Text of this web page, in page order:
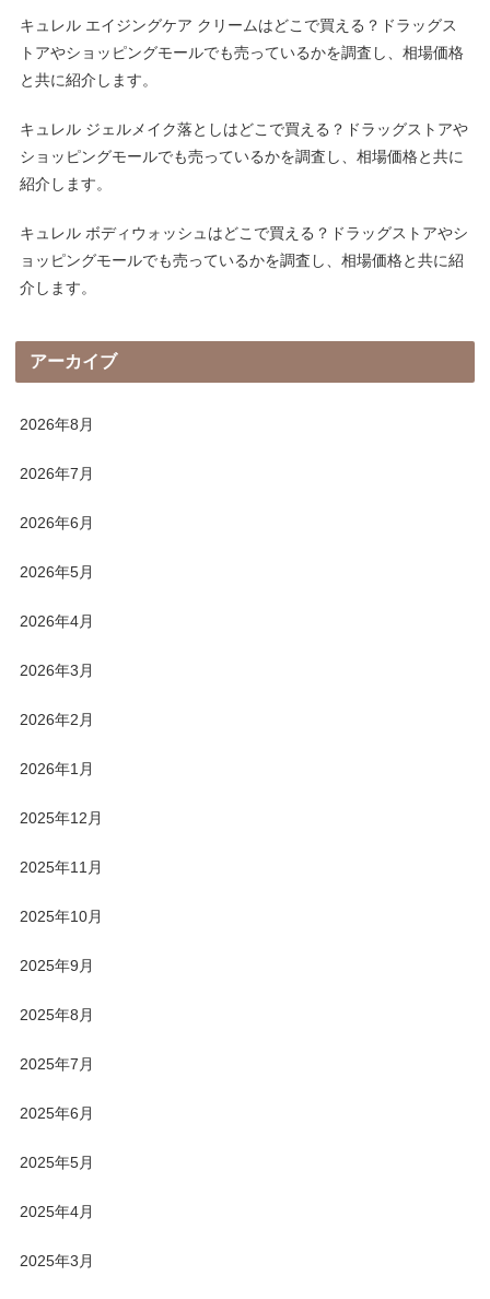
キュレル エイジングケア クリームはどこで買える？ドラッグス
トアやショッピングモールでも売っているかを調査し、相場価格
と共に紹介します。
キュレル ジェルメイク落としはどこで買える？ドラッグストアや
ショッピングモールでも売っているかを調査し、相場価格と共に
紹介します。
キュレル ボディウォッシュはどこで買える？ドラッグストアやシ
ョッピングモールでも売っているかを調査し、相場価格と共に紹
介します。
アーカイブ
2026年8月
2026年7月
2026年6月
2026年5月
2026年4月
2026年3月
2026年2月
2026年1月
2025年12月
2025年11月
2025年10月
2025年9月
2025年8月
2025年7月
2025年6月
2025年5月
2025年4月
2025年3月